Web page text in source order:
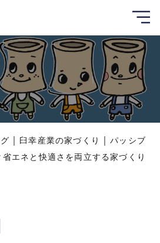
メ
ニ
ュ
ー
を
開
く
｜ 臼幸産業の家づくり ｜パッシブ
エネと快適さを両立する家づくり